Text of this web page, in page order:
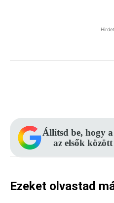
Állítsd be, hogy
az elsők
Ezeket olvastad